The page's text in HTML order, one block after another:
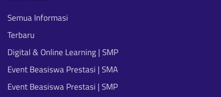
Semua Informasi
Terbaru
Digital & Online Learning | SMP
Event Beasiswa Prestasi | SMA
Event Beasiswa Prestasi | SMP